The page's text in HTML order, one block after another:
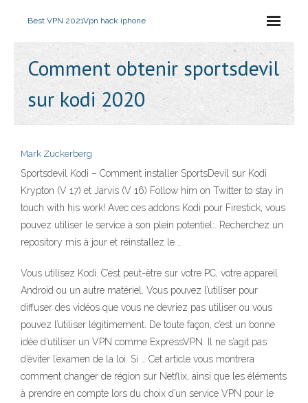
Best VPN 2021Vpn hack iphone
Comment obtenir sportsdevil
sur kodi 2020
Mark Zuckerberg
Sportsdevil Kodi – Comment installer SportsDevil sur Kodi
Krypton (V 17) et Jarvis (V 16) Follow him on Twitter to stay in
touch with his work! Avec ces addons Kodi pour Firestick, vous
pouvez utiliser le service à son plein potentiel:. Recherchez un
repository mis à jour et réinstallez le …
Vous utilisez Kodi. C’est peut-être sur votre PC, votre appareil
Android ou un autre matériel. Vous pouvez l’utiliser pour
diffuser des vidéos que vous ne devriez pas utiliser ou vous
pouvez l’utiliser légitimement. De toute façon, c’est un bonne
idée d’utiliser un VPN comme ExpressVPN. Il ne s’agit pas
d’éviter l’examen de la loi. Si … Cet article vous montrera
comment changer de région sur Netflix, ainsi que les éléments
à prendre en compte lors du choix d’un service VPN pour le